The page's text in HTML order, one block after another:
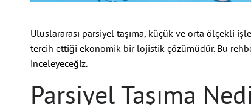
Uluslararası parsiyel taşıma, küçük ve orta ölçekli
tercih ettiği ekonomik bir lojistik çözümüdür. Bu
inceleyeceğiz.
Parsiyel Taşıma